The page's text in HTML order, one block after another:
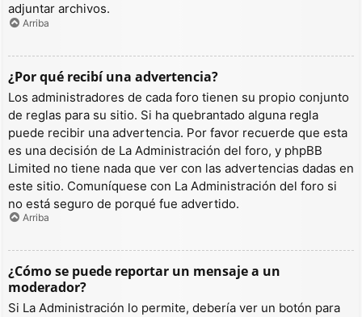
adjuntar archivos.
Arriba
¿Por qué recibí una advertencia?
Los administradores de cada foro tienen su propio conjunto
de reglas para su sitio. Si ha quebrantado alguna regla
puede recibir una advertencia. Por favor recuerde que esta
es una decisión de La Administración del foro, y phpBB
Limited no tiene nada que ver con las advertencias dadas en
este sitio. Comuníquese con La Administración del foro si
no está seguro de porqué fue advertido.
Arriba
¿Cómo se puede reportar un mensaje a un
moderador?
Si La Administración lo permite, debería ver un botón para